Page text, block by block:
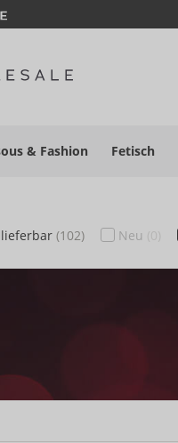
& Fashion Fetisch
lieferbar (102) Neu (0)